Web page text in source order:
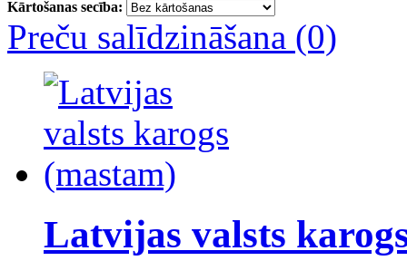
Kārtošanas secība:
Preču salīdzināšana (0)
Latvijas valsts